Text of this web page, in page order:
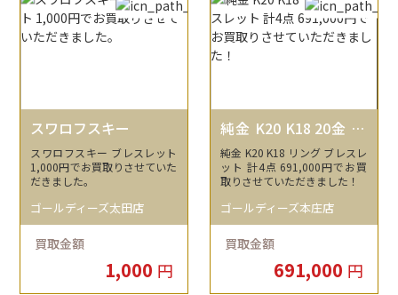
スワロフスキー
スワロフスキー ブレスレット
1,000円でお買取りさせていた
だきました。
ゴールディーズ太田店
買取金額
1,000 円
純金 K20 K18 20金 18
金
純金 K20 K18 リング ブレスレ
ット 計4点 691,000円でお買
取りさせていただきました！
ゴールディーズ本庄店
買取金額
691,000 円